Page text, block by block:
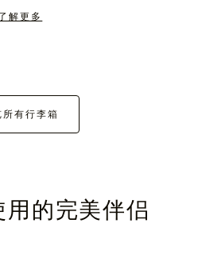
解更多
所有行李箱
的完美伴侣